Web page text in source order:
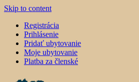
Skip to content
Registrácia
Prihlásenie
Pridať ubytovanie
Moje ubytovanie
Platba za členské